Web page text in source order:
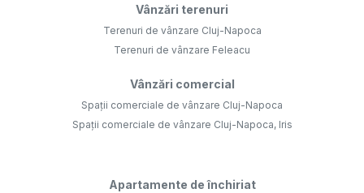
Vânzări terenuri
Terenuri de vânzare Cluj-Napoca
Terenuri de vânzare Feleacu
Vânzări comercial
Spații comerciale de vânzare Cluj-Napoca
Spații comerciale de vânzare Cluj-Napoca, Iris
Apartamente de închiriat